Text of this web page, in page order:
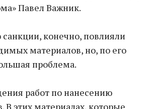
Павел Важник.
конечно, повлияли
материалов, но, по его
проблема.
работ по нанесению
В этих материалах, которые